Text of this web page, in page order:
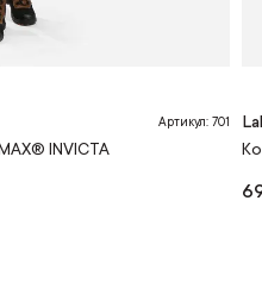
Артикул: 701
INVICTA